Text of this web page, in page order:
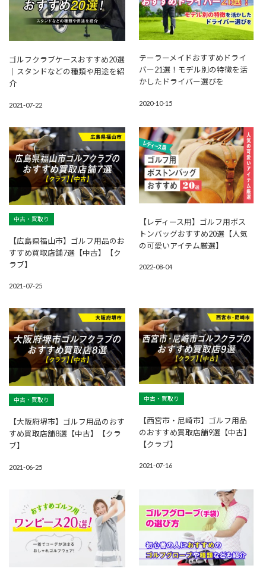
ゴルフクラブケースおすすめ20選
｜スタンドなどの種類や用途を紹
介
2021-07-22
テーラーメイドおすすめドライ
バー21選！モデル別の特徴を活
かしたドライバー選びを
2020-10-15
中古・買取り
【広島県福山市】ゴルフ用品のお
すすめ買取店舗7選【中古】【ク
ラブ】
2021-07-25
【レディース用】ゴルフ用ボス
トンバッグおすすめ20選【人気
の可愛いアイテム厳選】
2022-08-04
中古・買取り
【大阪府堺市】ゴルフ用品のおす
すめ買取店舗8選【中古】【クラ
ブ】
2021-06-25
中古・買取り
【西宮市・尼崎市】ゴルフ用品
のおすすめ買取店舗9選【中古】
【クラブ】
2021-07-16